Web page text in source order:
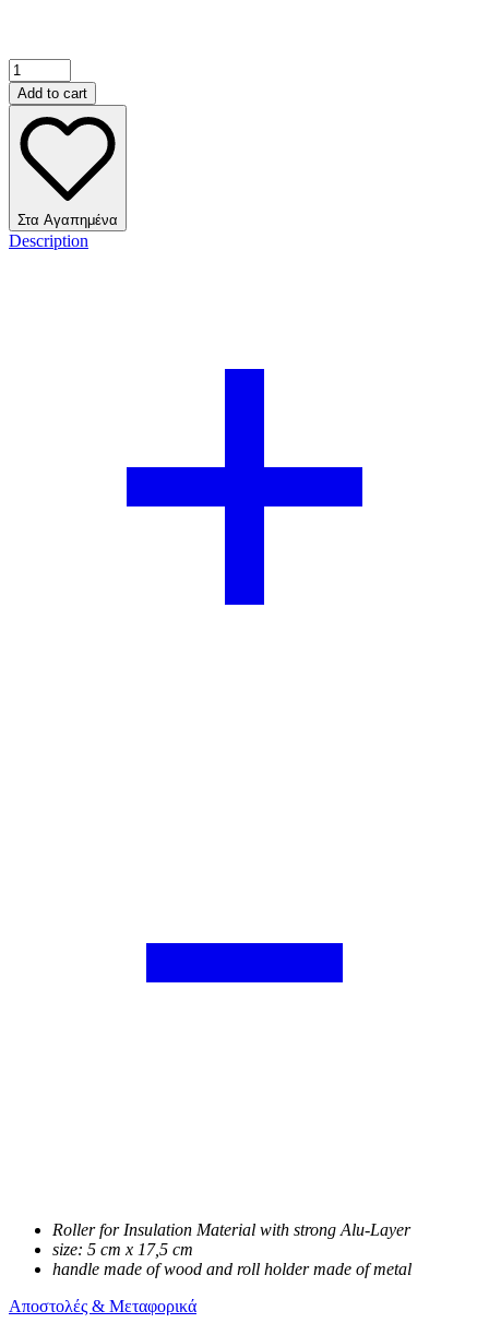
Add to cart
Στα Αγαπημένα
Description
Roller for Insulation Material with strong Alu-Layer
size: 5 cm x 17,5 cm
handle made of wood and roll holder made of metal
Αποστολές & Μεταφορικά